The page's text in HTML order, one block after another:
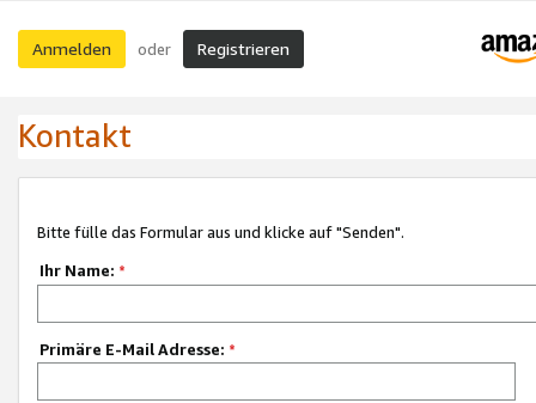
Anmelden oder Registrieren
Kontakt
Bitte fülle das Formular aus und klicke auf "Senden".
Ihr Name: *
Primäre E-Mail Adresse: *